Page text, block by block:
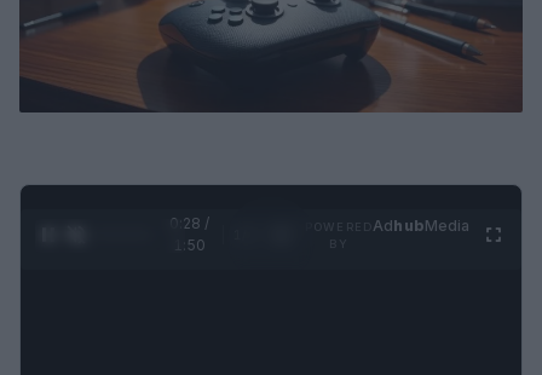
0:29 /
1:50
AdhubMedia